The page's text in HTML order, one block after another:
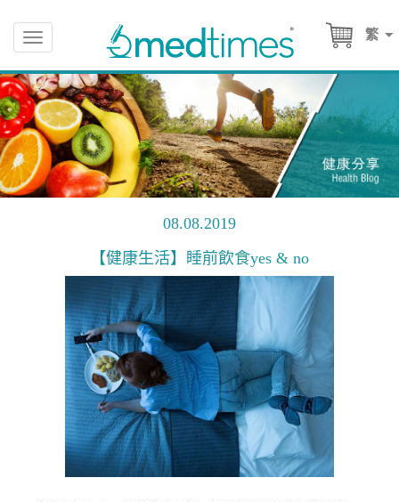
繁
Toggle
navigation
08.08.2019
【健康生活】睡前飲食yes & no